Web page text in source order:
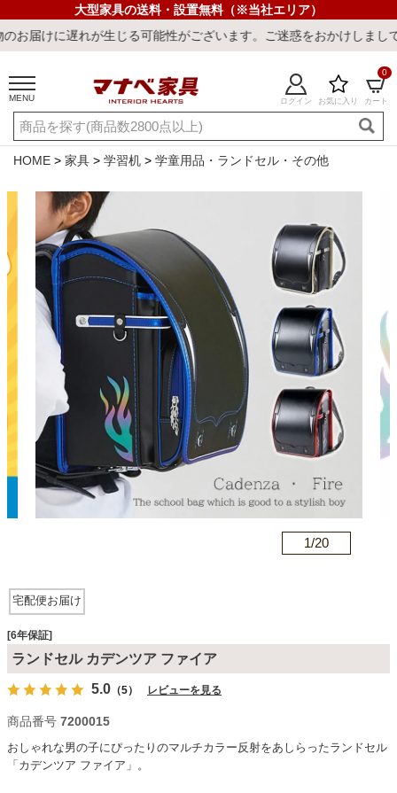
大型家具の送料・設置無料（※当社エリア）
生じる可能性がございます。ご迷惑をおかけしまして誠に申し訳ご
MENU ログイン お気に入り カート
0
ご利用ガイド 新規会員登録
店舗一覧 閲覧履歴
キーワード・商品番号で探す
最短発送 冷感ラグ 冷感寝具 ワークデスク ウィルトンラ
カテゴリから探す
椅子・チェア
食器棚・キッチン収納
HOME 家具 学習机 学童用品・ランドセル・その他
1/20
宅配便お届け
[6年保証]
ランドセル カデンツア ファイア
5.0 （5） レビューを見る
商品番号 7200015
おしゃれな男の子にぴったりのマルチカラー反射をあしらったランドセル
「カデンツア ファイア」。